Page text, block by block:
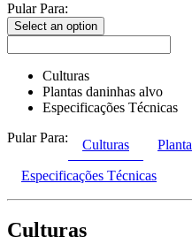
Pular Para:
Select an option
Culturas
Plantas daninhas alvo
Especificações Técnicas
Pular Para:
Culturas
Especificações Técnicas
Culturas